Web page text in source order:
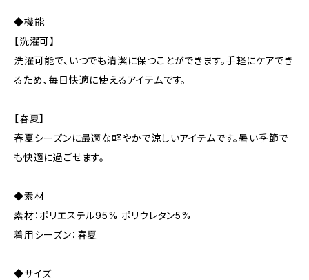
◆機能
【洗濯可】
洗濯可能で、いつでも清潔に保つことができます。手軽にケアでき
るため、毎日快適に使えるアイテムです。
【春夏】
春夏シーズンに最適な軽やかで涼しいアイテムです。暑い季節で
も快適に過ごせます。
◆素材
素材：ポリエステル95% ポリウレタン5%
着用シーズン：春夏
◆サイズ